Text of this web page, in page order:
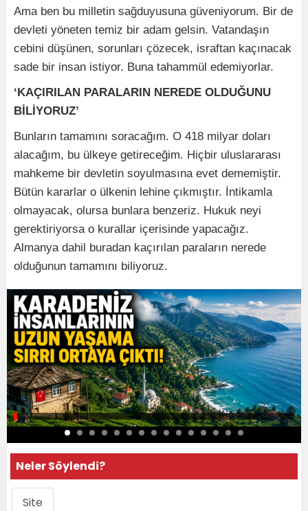
Ama ben bu milletin sağduyusuna güveniyorum. Bir de
devleti yöneten temiz bir adam gelsin. Vatandaşın
cebini düşünen, sorunları çözecek, israftan kaçınacak
sade bir insan istiyor. Buna tahammül edemiyorlar.
‘KAÇIRILAN PARALARIN NEREDE OLDUĞUNU
BİLİYORUZ’
Bunların tamamını soracağım. O 418 milyar doları
alacağım, bu ülkeye getireceğim. Hiçbir uluslararası
mahkeme bir devletin soyulmasına evet dememiştir.
Bütün kararlar o ülkenin lehine çıkmıştır. İntikamla
olmayacak, olursa bunlara benzeriz. Hukuk neyi
gerektiriyorsa o kurallar içerisinde yapacağız.
Almanya dahil buradan kaçırılan paraların nerede
olduğunun tamamını biliyoruz.
Neler Söylendi?
Site